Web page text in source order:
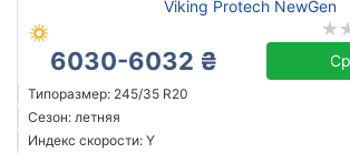
Viking Protech NewGen
6030-6032 ₴
Типоразмер: 245/35 R20
Сезон: летняя
Индекс скорости: Y